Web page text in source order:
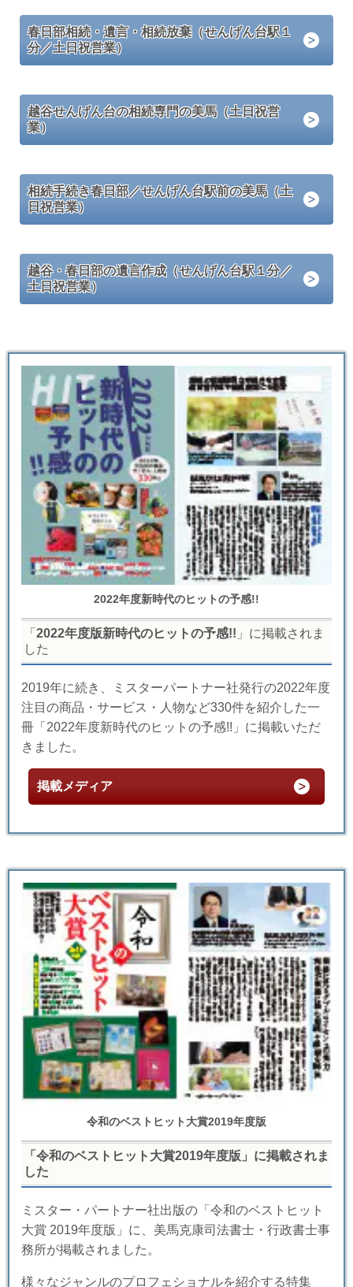
春日部相続・遺言・相続放棄（せんげん台駅１
分／土日祝営業）
越谷せんげん台の相続専門の美馬（土日祝営
業）
相続手続き春日部／せんげん台駅前の美馬（土
日祝営業）
越谷・春日部の遺言作成（せんげん台駅１分／
土日祝営業）
2022年度新時代のヒットの予感!!
「 2022年度版新時代のヒットの予感!! 」に掲載されま
した
2019年に続き、ミスターパートナー社発行の2022年度
注目の商品・サービス・人物など330件を紹介した一
冊「2022年度新時代のヒットの予感!!」に掲載いただ
きました。
掲載メディア
令和のベストヒット大賞2019年度版
「令和のベストヒット大賞2019年度版」に掲載されま
した
ミスター・パートナー社出版の「令和のベストヒット
大賞 2019年度版」に、美馬克康司法書士・行政書士事
務所が掲載されました。
様々なジャンルのプロフェショナルを紹介する特集